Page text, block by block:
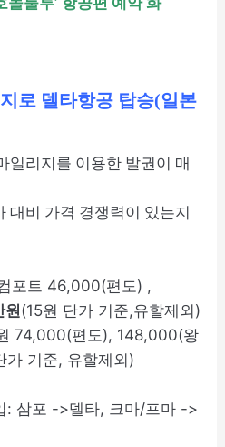
로 델타항공 탑승(일본
일리지를 이용한 발권이 매
대비 가격 경쟁력이 있는지
포트 46,000(편도) ,
원(15원 단가 기준,유할제외)
편도), 148,000(왕
가 기준, 유할제외)
: 삼포 ->델타, 크마/프마 ->